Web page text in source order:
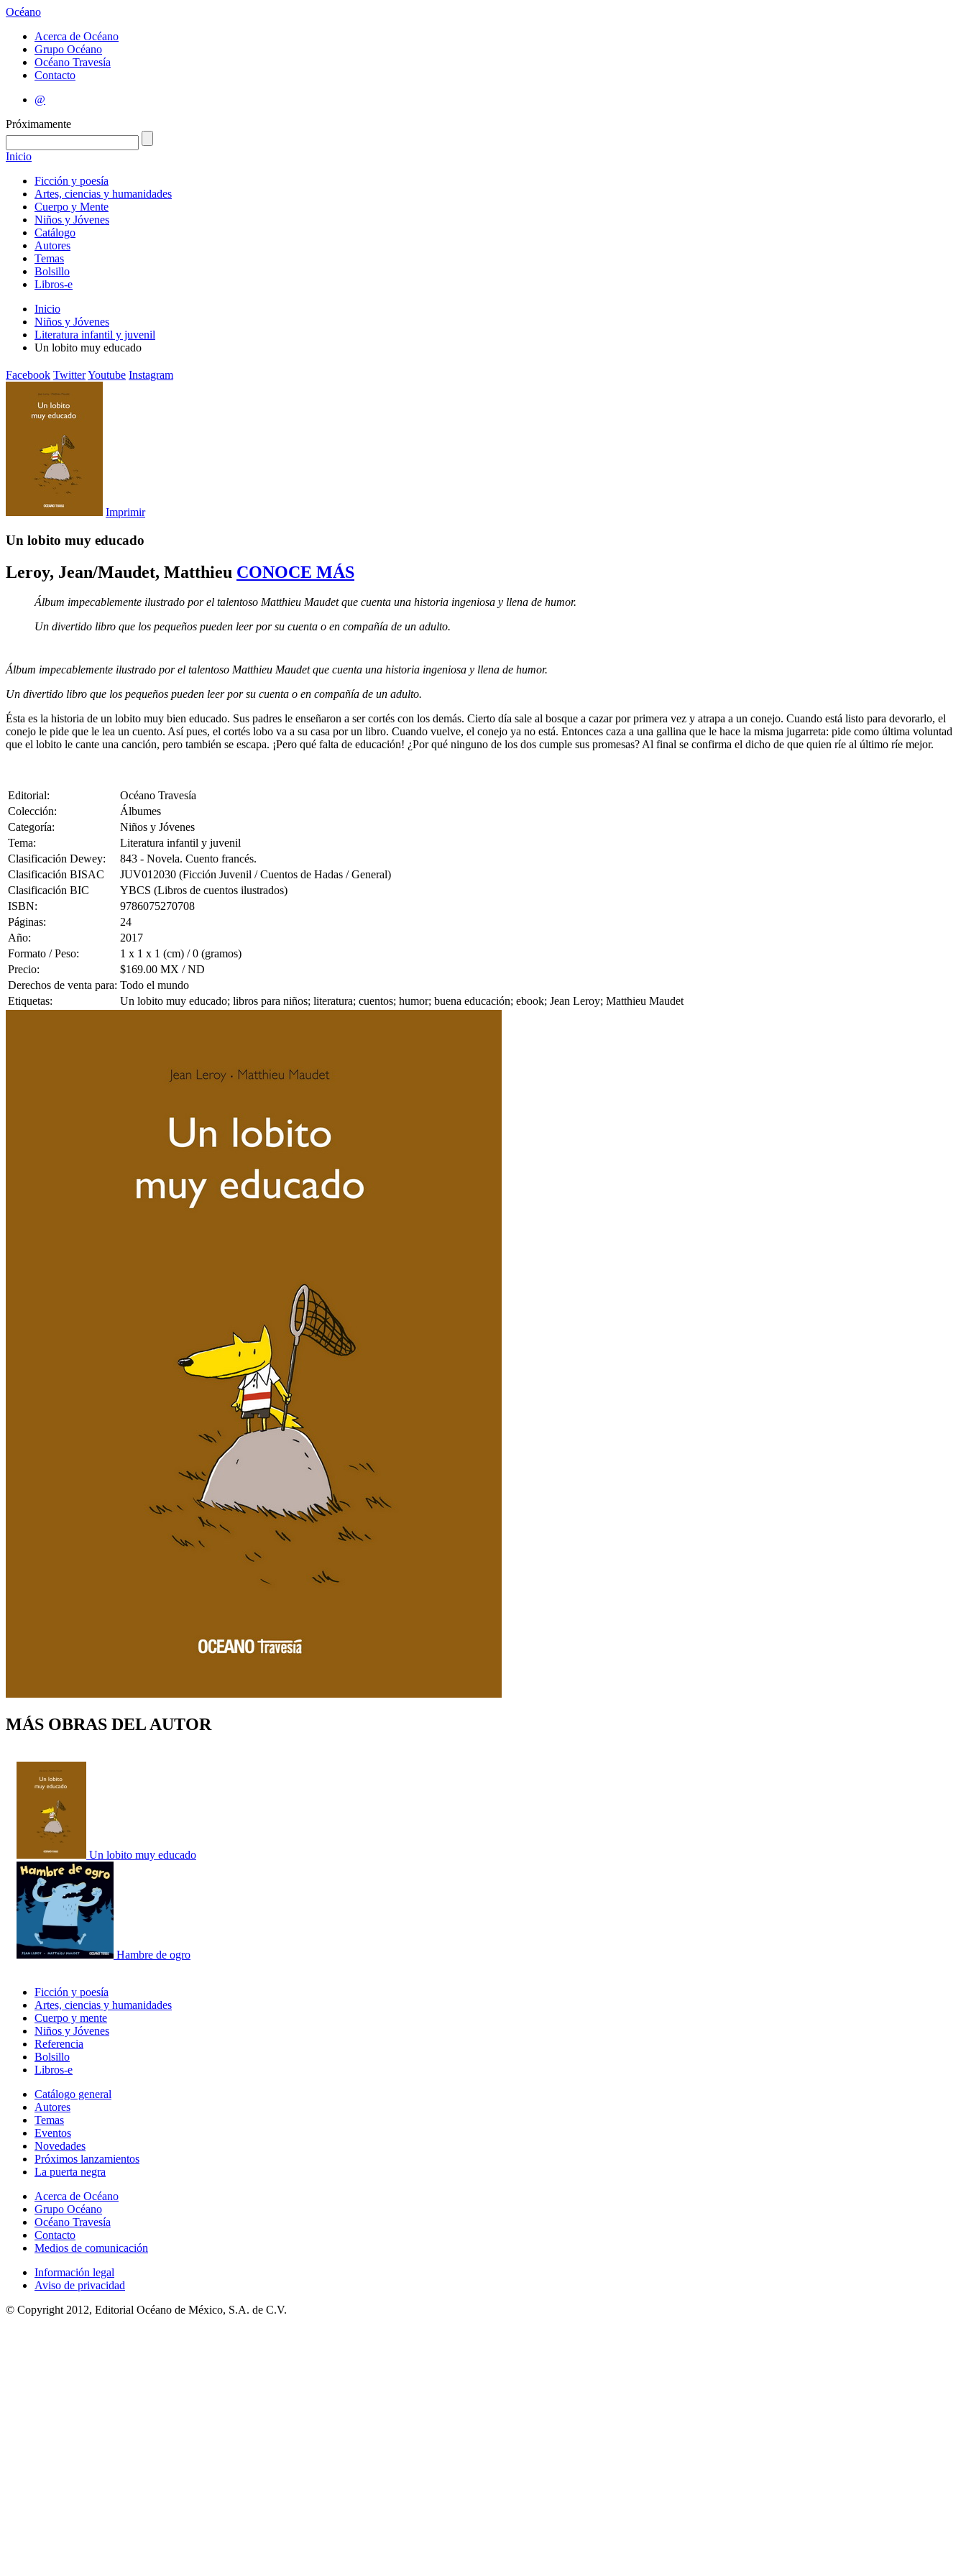
Océano
Acerca de Océano
Grupo Océano
Océano Travesía
Contacto
@
Próximamente
Inicio
Ficción y poesía
Artes, ciencias y humanidades
Cuerpo y Mente
Niños y Jóvenes
Catálogo
Autores
Temas
Bolsillo
Libros-e
Inicio
Niños y Jóvenes
Literatura infantil y juvenil
Un lobito muy educado
Facebook TwitterYoutube Instagram
Imprimir
Un lobito muy educado
Leroy, Jean/Maudet, Matthieu CONOCE MÁS
Álbum impecablemente ilustrado por el talentoso Matthieu Maudet que cuenta una historia ingeniosa y llena de humor.
Un divertido libro que los pequeños pueden leer por su cuenta o en compañía de un adulto.
Álbum impecablemente ilustrado por el talentoso Matthieu Maudet que cuenta una historia ingeniosa y llena de humor.
Un divertido libro que los pequeños pueden leer por su cuenta o en compañía de un adulto.
Ésta es la historia de un lobito muy bien educado. Sus padres le enseñaron a ser cortés con los demás. Cierto día sale al bosque a cazar por primera vez y atrapa a un conejo. Cuando está listo para devorarlo, el
conejo le pide que le lea un cuento. Así pues, el cortés lobo va a su casa por un libro. Cuando vuelve, el conejo ya no está. Entonces caza a una gallina que le hace la misma jugarreta: pide como última voluntad
que el lobito le cante una canción, pero también se escapa. ¡Pero qué falta de educación! ¿Por qué ninguno de los dos cumple sus promesas? Al final se confirma el dicho de que quien ríe al último ríe mejor.
Editorial:
Océano Travesía
Colección:
Álbumes
Categoría:
Niños y Jóvenes
Tema:
Literatura infantil y juvenil
Clasificación Dewey:
843 - Novela. Cuento francés.
Clasificación BISAC
JUV012030 (Ficción Juvenil / Cuentos de Hadas / General)
Clasificación BIC
YBCS (Libros de cuentos ilustrados)
ISBN:
9786075270708
Páginas:
24
Año:
2017
Formato / Peso:
1 x 1 x 1 (cm) / 0 (gramos)
Precio:
$169.00 MX / ND
Derechos de venta para: Todo el mundo
Etiquetas:
Un lobito muy educado; libros para niños; literatura; cuentos; humor; buena educación; ebook; Jean Leroy; Matthieu Maudet
MÁS OBRAS DEL AUTOR
Un lobito muy educado
Hambre de ogro
Ficción y poesía
Artes, ciencias y humanidades
Cuerpo y mente
Niños y Jóvenes
Referencia
Bolsillo
Libros-e
Catálogo general
Autores
Temas
Eventos
Novedades
Próximos lanzamientos
La puerta negra
Acerca de Océano
Grupo Océano
Océano Travesía
Contacto
Medios de comunicación
Información legal
Aviso de privacidad
© Copyright 2012, Editorial Océano de México, S.A. de C.V.